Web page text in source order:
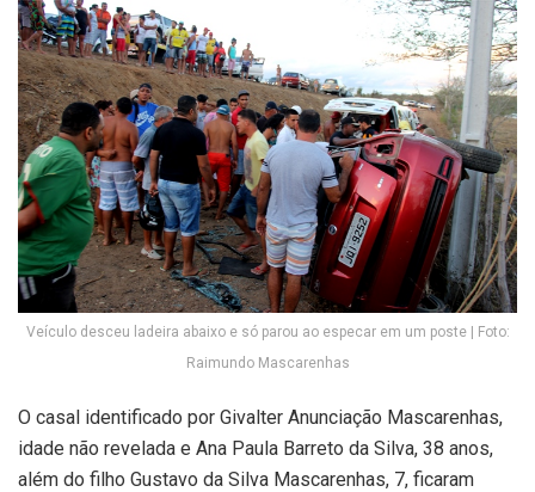
Veículo desceu ladeira abaixo e só parou ao especar em um poste | Foto:
Raimundo Mascarenhas
O casal identificado por Givalter Anunciação Mascarenhas,
idade não revelada e Ana Paula Barreto da Silva, 38 anos,
além do filho Gustavo da Silva Mascarenhas, 7, ficaram